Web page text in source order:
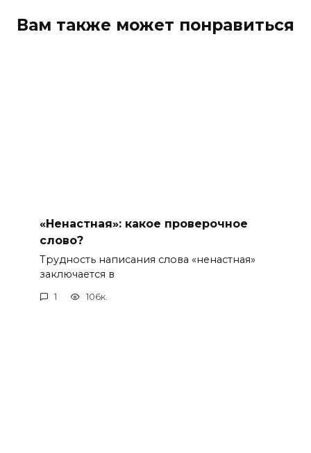
Вам также может понравиться
«Ненастная»: какое проверочное
слово?
Трудность написания слова «ненастная»
заключается в
1 106к.